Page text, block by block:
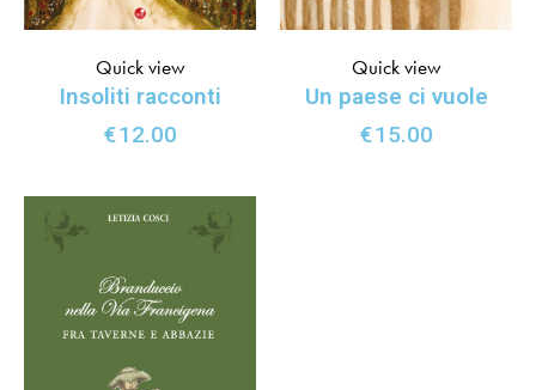
Insoliti racconti
€12.00
Quick view
Un paese ci vuole
€15.00
Quick view